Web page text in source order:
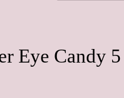
Eye Candy